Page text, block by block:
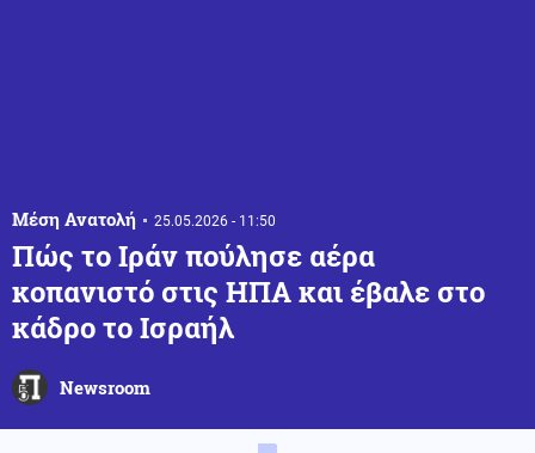
Μέση Ανατολή 25.05.2026 - 11:50
Πώς το Ιράν πούλησε αέρα
κοπανιστό στις ΗΠΑ και έβαλε στο
κάδρο το Ισραήλ
Newsroom